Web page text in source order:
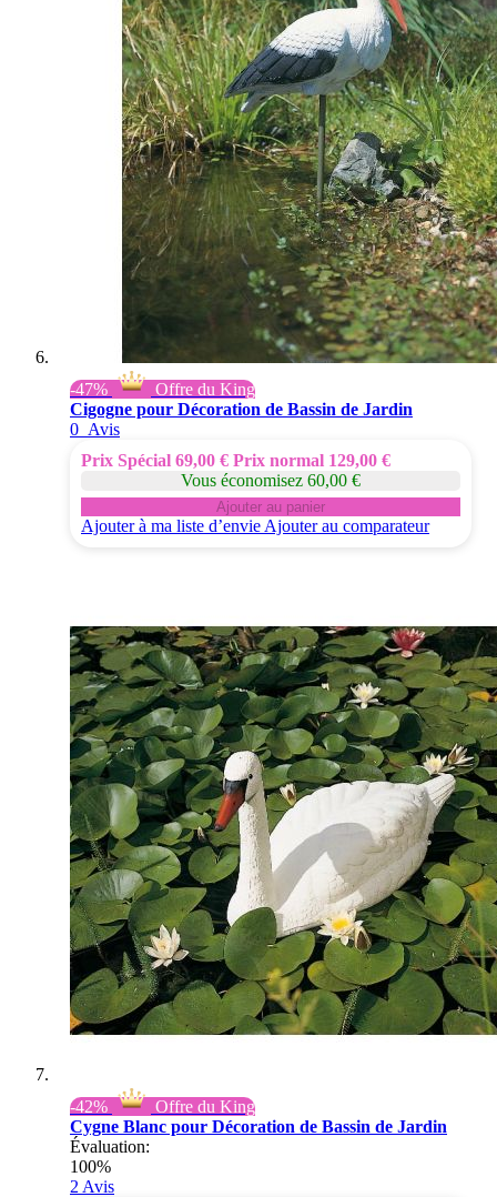
-47%
Offre du King
Cigogne pour Décoration de Bassin de Jardin
0 Avis
Prix Spécial 69,00 € Prix normal 129,00 €
Vous économisez 60,00 €
Ajouter au panier
Ajouter à ma liste d’envie Ajouter au comparateur
-42%
Offre du King
Cygne Blanc pour Décoration de Bassin de Jardin
Évaluation:
100%
2 Avis